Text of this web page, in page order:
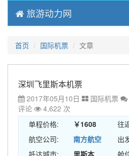
旅游动力网
首页 国际机票 文章
深圳飞里斯本机票
2017年05月10日 国际机票
评论
4,622 次
单程价格:
￥1608 往
航空公司:
南方航空 出
抵达城市:
里斯本 舱